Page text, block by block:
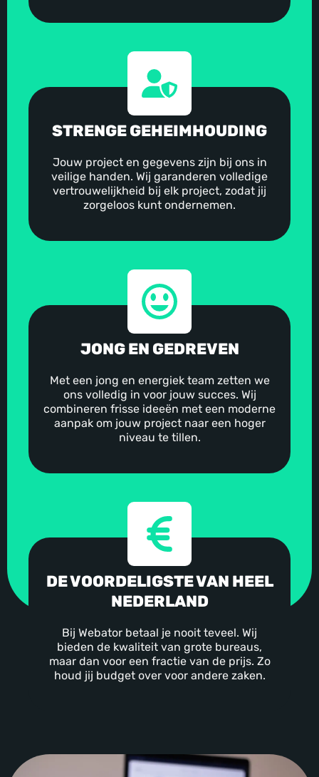
STRENGE GEHEIMHOUDING
Jouw project en gegevens zijn bij ons in
veilige handen. Wij garanderen volledige
vertrouwelijkheid bij elk project, zodat jij
zorgeloos kunt ondernemen.
JONG EN GEDREVEN
Met een jong en energiek team zetten we
ons volledig in voor jouw succes. Wij
combineren frisse ideeën met een moderne
aanpak om jouw project naar een hoger
niveau te tillen.
DE VOORDELIGSTE VAN HEEL
NEDERLAND
Bij Webator betaal je nooit teveel. Wij
bieden de kwaliteit van grote bureaus,
maar dan voor een fractie van de prijs. Zo
houd jij budget over voor andere zaken.